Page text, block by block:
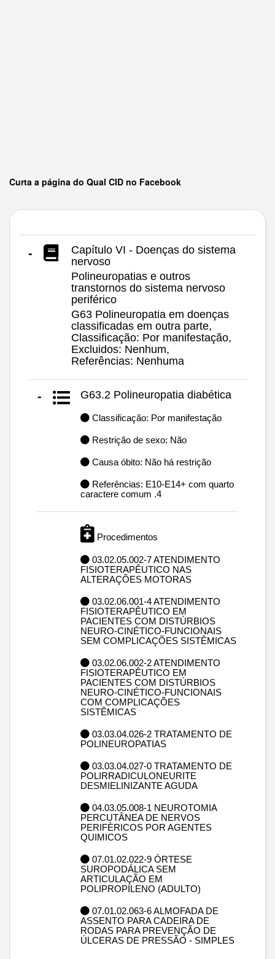
Curta a página do Qual CID no Facebook
-
Capítulo VI - Doenças do sistema
nervoso
Polineuropatias e outros
transtornos do sistema nervoso
periférico
G63 Polineuropatia em doenças
classificadas em outra parte,
Classificação: Por manifestação,
Excluidos: Nenhum,
Referências: Nenhuma
- G63.2 Polineuropatia diabética
Classificação: Por manifestação
Restrição de sexo: Não
Causa óbito: Não há restrição
Referências: E10-E14+ com quarto
caractere comum .4
Procedimentos
03.02.05.002-7 ATENDIMENTO
FISIOTERAPÊUTICO NAS
ALTERAÇÕES MOTORAS
03.02.06.001-4 ATENDIMENTO
FISIOTERAPÊUTICO EM
PACIENTES COM DISTÚRBIOS
NEURO-CINÉTICO-FUNCIONAIS
SEM COMPLICAÇÕES SISTÊMICAS
03.02.06.002-2 ATENDIMENTO
FISIOTERAPÊUTICO EM
PACIENTES COM DISTÚRBIOS
NEURO-CINÉTICO-FUNCIONAIS
COM COMPLICAÇÕES
SISTÊMICAS
03.03.04.026-2 TRATAMENTO DE
POLINEUROPATIAS
03.03.04.027-0 TRATAMENTO DE
POLIRRADICULONEURITE
DESMIELINIZANTE AGUDA
04.03.05.008-1 NEUROTOMIA
PERCUTÂNEA DE NERVOS
PERIFÈRICOS POR AGENTES
QUIMICOS
07.01.02.022-9 ÓRTESE
SUROPODÁLICA SEM
ARTICULAÇÃO EM
POLIPROPILENO (ADULTO)
07.01.02.063-6 ALMOFADA DE
ASSENTO PARA CADEIRA DE
RODAS PARA PREVENÇÃO DE
ÚLCERAS DE PRESSÃO - SIMPLES